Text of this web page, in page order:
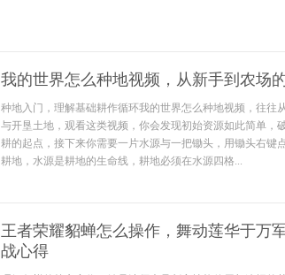
我的世界怎么种地视频，从新手到农场
种地入门，理解基础耕作循环我的世界怎么种地视频，往往
与开垦土地，观看这类视频，你会发现初始资源如此简单，
耕的起点，接下来你需要一片水源与一把锄头，用锄头右键
耕地，水源是耕地的生命线，耕地必须在水源四格...
王者荣耀貂蝉怎么操作，舞动莲华于万
战心得